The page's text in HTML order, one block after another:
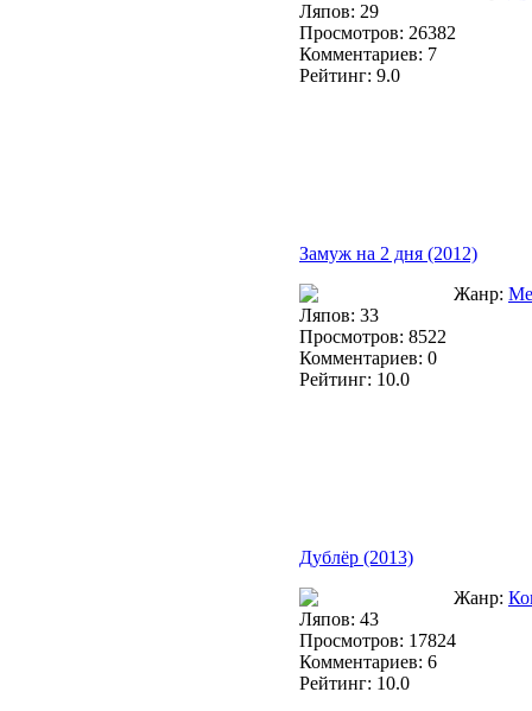
Ляпов: 29
Просмотров: 26382
Комментариев: 7
Рейтинг: 9.0
Замуж на 2 дня (2012)
Жанр:
Ляпов: 33
Просмотров: 8522
Комментариев: 0
Рейтинг: 10.0
Дублёр (2013)
Жанр:
Ляпов: 43
Просмотров: 17824
Комментариев: 6
Рейтинг: 10.0